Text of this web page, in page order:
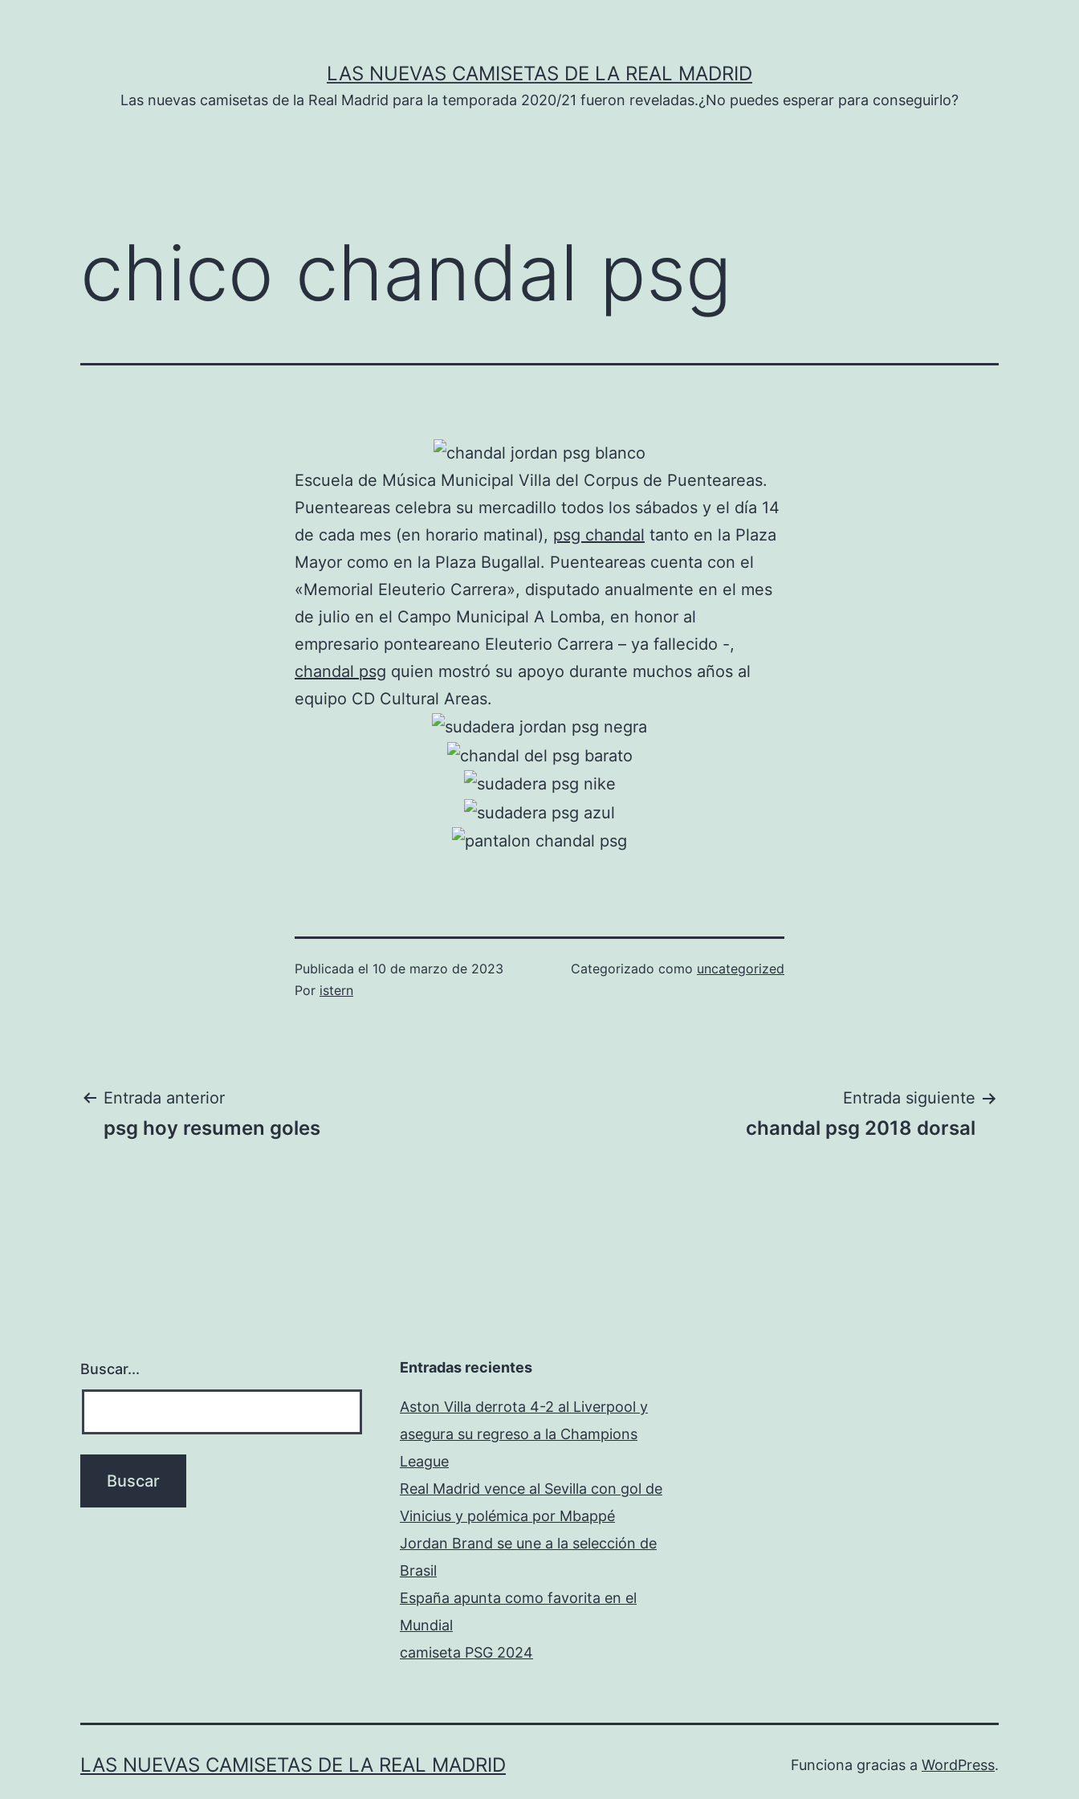
LAS NUEVAS CAMISETAS DE LA REAL MADRID
Las nuevas camisetas de la Real Madrid para la temporada 2020/21 fueron reveladas.¿No puedes esperar para conseguirlo?
chico chandal psg
Escuela de Música Municipal Villa del Corpus de Puenteareas.
Puenteareas celebra su mercadillo todos los sábados y el día 14
de cada mes (en horario matinal), psg chandal tanto en la Plaza
Mayor como en la Plaza Bugallal. Puenteareas cuenta con el
«Memorial Eleuterio Carrera», disputado anualmente en el mes
de julio en el Campo Municipal A Lomba, en honor al
empresario ponteareano Eleuterio Carrera – ya fallecido -,
chandal psg quien mostró su apoyo durante muchos años al
equipo CD Cultural Areas.
Publicada el 10 de marzo de 2023
Por istern
Categorizado como uncategorized
Navegación
Entrada anterior
psg hoy resumen goles
Entrada siguiente
chandal psg 2018 dorsal
Buscar... Entradas recientes
Aston Villa derrota 4-2 al Liverpool y
asegura su regreso a la Champions
League
Real Madrid vence al Sevilla con gol de
Vinicius y polémica por Mbappé
Jordan Brand se une a la selección de
Brasil
España apunta como favorita en el
Mundial
camiseta PSG 2024
LAS NUEVAS CAMISETAS DE LA REAL MADRID Funciona gracias a WordPress.